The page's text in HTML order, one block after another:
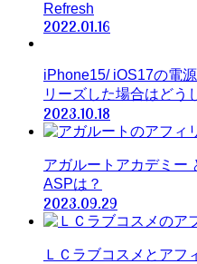
Refresh
2022.01.16
iPhone15/ iOS17の電
リーズした場合はどう
2023.10.18
アガルートアカデミー
ASPは？
2023.09.29
ＬＣラブコスメとアフ